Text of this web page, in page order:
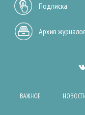
Подписка
Архив
ВАЖНОЕ